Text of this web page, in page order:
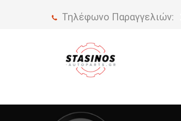
Τηλέφωνο Παραγγελιών: